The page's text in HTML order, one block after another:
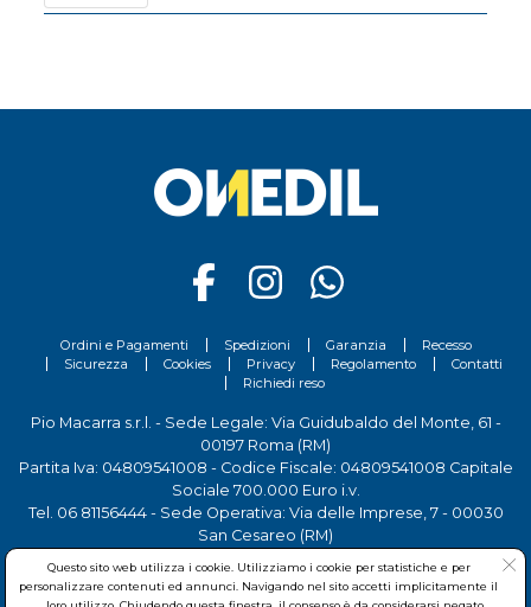
Ordini e Pagamenti Spedizioni Garanzia
Recesso
Sicurezza
Cookies Privacy Regolamento
Contatti
Richiedi reso
Pio Macarra s.r.l. - Sede Legale: Via Guidubaldo del Monte, 61 -
00197 Roma (RM)
Partita Iva: 04809541008 - Codice Fiscale: 04809541008 Capitale
Sociale 700.000 Euro i.v.
Tel. 06 81156444- Sede Operativa: Via delle Imprese, 7 - 00030
San Cesareo (RM)
Questo sito web utilizza i cookie. Utilizziamo i cookie per statistiche e per
personalizzare contenuti ed annunci. Navigando nel sito accetti implicitamente il